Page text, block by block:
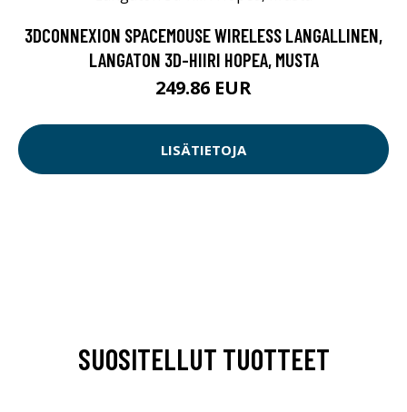
3DCONNEXION SPACEMOUSE WIRELESS LANGALLINEN,
LANGATON 3D-HIIRI HOPEA, MUSTA
249.86 EUR
LISÄTIETOJA
SUOSITELLUT TUOTTEET